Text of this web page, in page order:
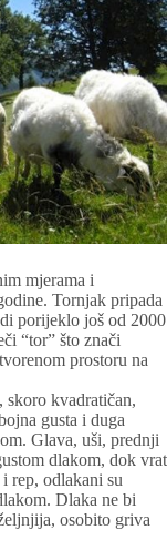
mjerama i
Tornjak pripada
porijeklo još od 2000
“tor” što znači
prostoru na
skoro kvadratičan,
gusta i duga
Glava, uši, prednji
dlakom, dok vrat
rep, odlakani su
Dlaka ne bi
osobito griva